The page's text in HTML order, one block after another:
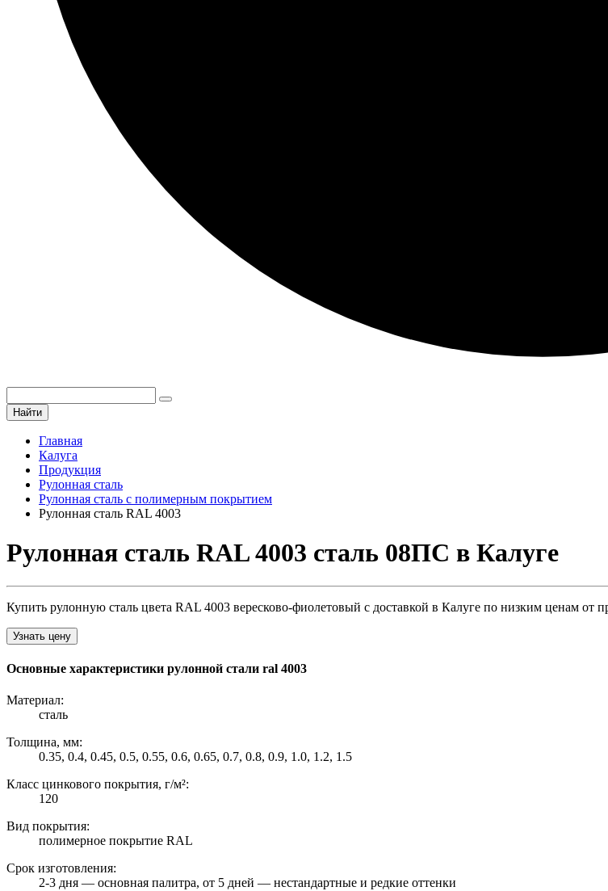
Найти
Главная
Калуга
Продукция
Рулонная сталь
Рулонная сталь с полимерным покрытием
Рулонная сталь RAL 4003
Рулонная сталь RAL 4003 сталь 08ПС в Калуге
Купить рулонную сталь цвета RAL 4003 вересково-фиолетовый с доставкой в Калуге по низким ценам от
Узнать цену
Основные характеристики рулонной стали ral 4003
Материал:
сталь
Толщина, мм:
0.35, 0.4, 0.45, 0.5, 0.55, 0.6, 0.65, 0.7, 0.8, 0.9, 1.0, 1.2, 1.5
Класс цинкового покрытия, г/м²:
120
Вид покрытия:
полимерное покрытие RAL
Срок изготовления:
2-3 дня — основная палитра, от 5 дней — нестандартные и редкие оттенки